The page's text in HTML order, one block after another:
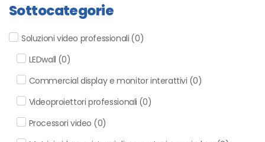
Sottocategorie
Soluzioni video professionali (0)
LEDwall (0)
Commercial display e monitor interattivi (0)
Videoproiettori professionali (0)
Processori video (0)